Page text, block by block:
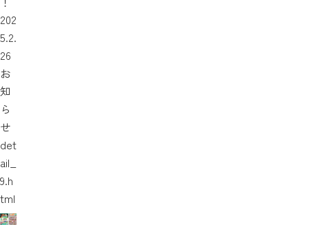
202
5.2.
26
お
知
ら
せ
det
ail_
9.h
tml